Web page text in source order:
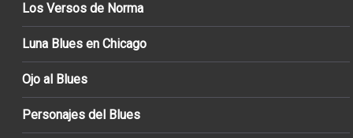
Los Versos de Norma
Luna Blues en Chicago
Ojo al Blues
Personajes del Blues